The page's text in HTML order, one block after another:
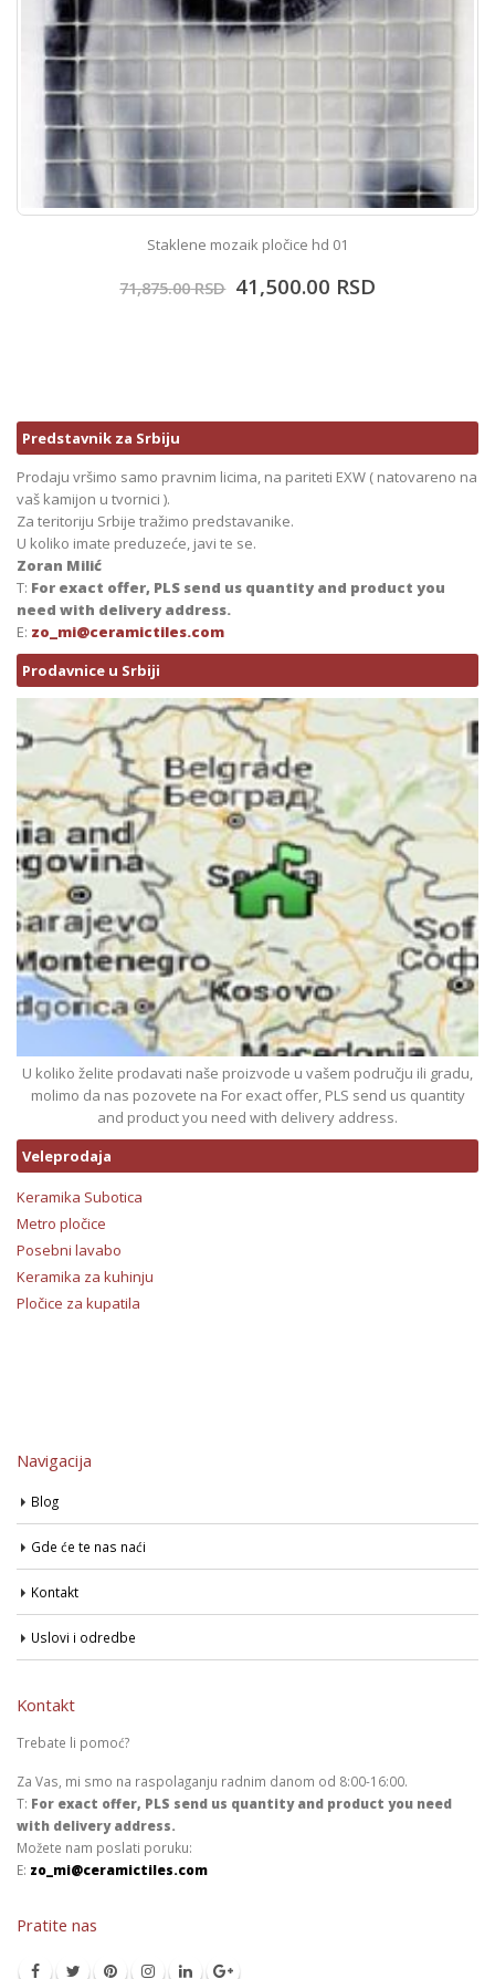
Staklene mozaik pločice hd 01
71,875.00RSD 41,500.00 RSD
Predstavnik za Srbiju
Prodaju vršimo samo pravnim licima, na pariteti EXW ( natovareno na
vaš kamijon u tvornici ).
Za teritoriju Srbije tražimo predstavanike.
U koliko imate preduzeće, javi te se.
Zoran Milić
T: For exact offer, PLS send us quantity and product you
need with delivery address.
E: zo_mi@ceramictiles.com
Prodavnice u Srbiji
U koliko želite prodavati naše proizvode u vašem području ili gradu,
molimo da nas pozovete na For exact offer, PLS send us quantity
and product you need with delivery address.
Veleprodaja
Keramika Subotica
Metro pločice
Posebni lavabo
Keramika za kuhinju
Pločice za kupatila
Navigacija
Blog
Gde će te nas naći
Kontakt
Uslovi i odredbe
Kontakt
Trebate li pomoć?
Za Vas, mi smo na raspolaganju radnim danom od 8:00-16:00.
T: For exact offer, PLS send us quantity and product you need
with delivery address.
Možete nam poslati poruku:
E: zo_mi@ceramictiles.com
Pratite nas